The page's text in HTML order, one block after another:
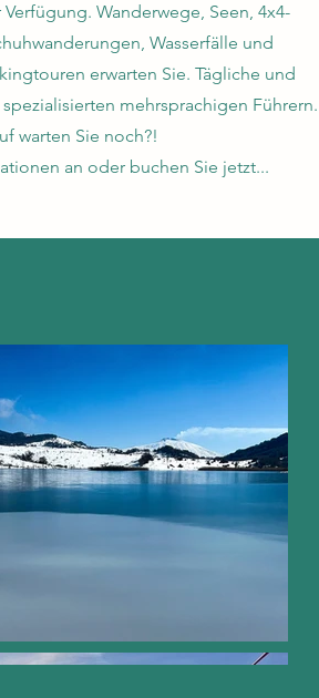
Wanderwege, Seen, 4x4-
Wasserfälle und
erwarten Sie. Tägliche und
mehrsprachigen Führern.
warten Sie noch?!
an oder buchen Sie jetzt...